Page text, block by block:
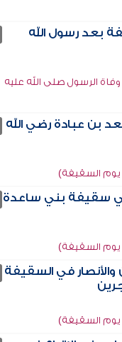
بعد رسول الله
الرسول صلى الله عليه
بن عبادة رضي الله
السقيفة)
في سقيفة بني ساعدة
السقيفة)
والأنصار في السقيفة
السقيفة)